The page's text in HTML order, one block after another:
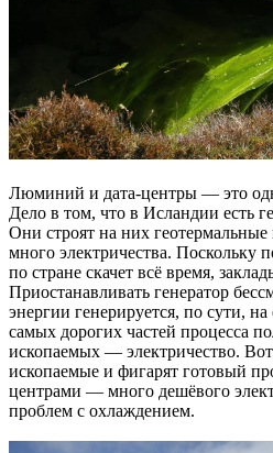
Люминий и дата-центры — это
Дело в том, что в Исландии есть
Они строят на них
много электричества. Поскольку
по стране скачет всё время,
Приостанавливать генератор
энергии генерируется, по сути,
самых дорогих частей процесса
ископаемых — электричество.
ископаемые и фигарят готовый
центрами — много дешёвого
проблем с охлаждением.